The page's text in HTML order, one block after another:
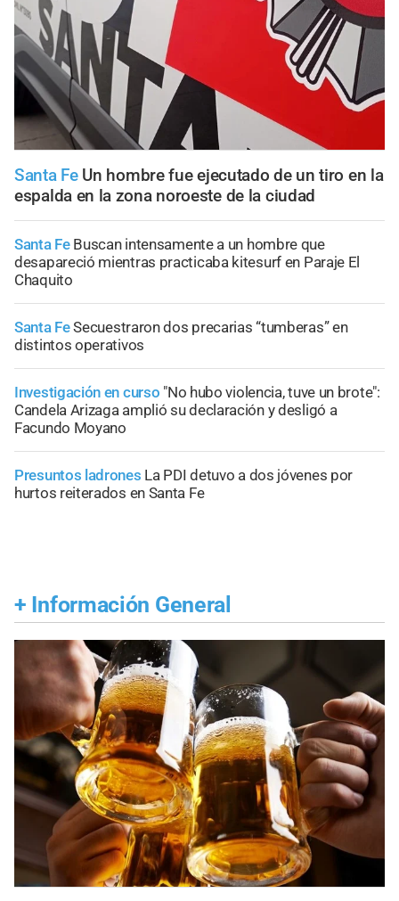
Santa Fe Un hombre fue ejecutado de un tiro en la
espalda en la zona noroeste de la ciudad
Santa Fe Buscan intensamente a un hombre que
desapareció mientras practicaba kitesurf en Paraje El
Chaquito
Santa FeSecuestraron dos precarias “tumberas” en
distintos operativos
Investigación en curso "No hubo violencia, tuve un brote":
Candela Arizaga amplió su declaración y desligó a
Facundo Moyano
Presuntos ladrones La PDI detuvo a dos jóvenes por
hurtos reiterados en Santa Fe
+ Información General